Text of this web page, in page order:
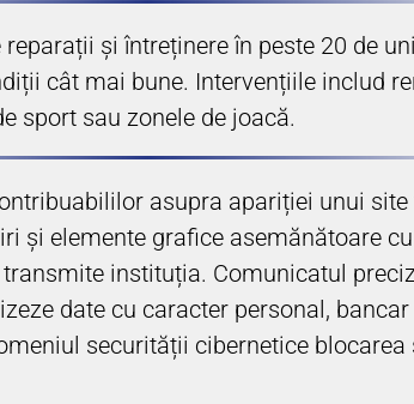
și întreținere în peste 20 de
cât mai bune. Intervențiile includ
sport sau zonele de joacă.
asupra apariției unui
și elemente grafice asemănătoare
instituția. Comunicatul
date cu caracter personal,
securității cibernetice